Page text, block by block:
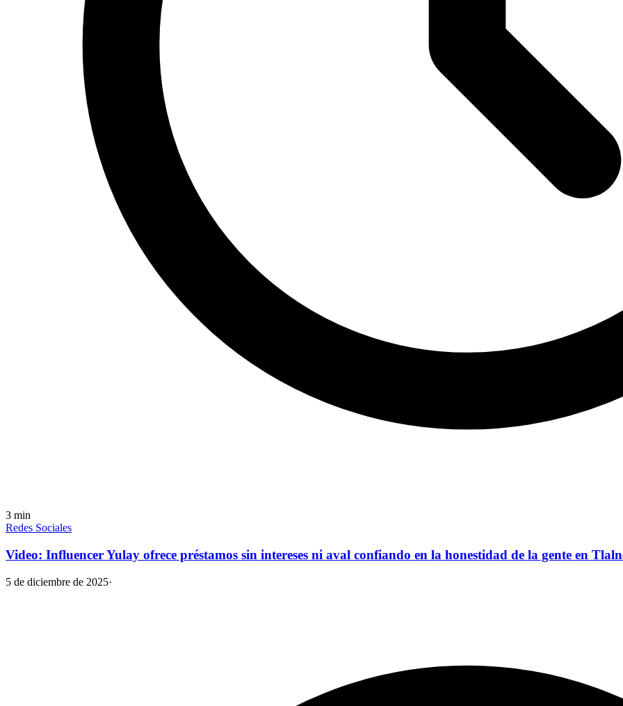
3 min
Redes Sociales
Video: Influencer Yulay ofrece préstamos sin intereses ni aval confiando en la honestidad de la gente en
5 de diciembre de 2025·